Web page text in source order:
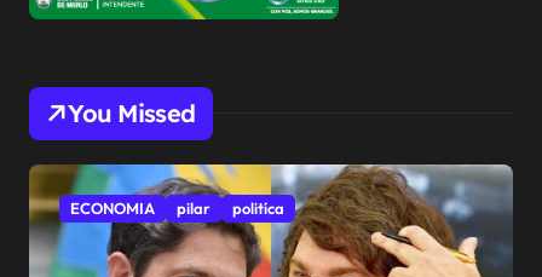
You Missed
ECONOMIA pilar politíca